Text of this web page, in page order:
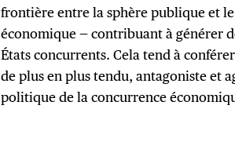
frontière entre la sphère publique et
économique — contribuant à générer
États concurrents. Cela tend à
de plus en plus tendu, antagoniste et
politique de la concurrence